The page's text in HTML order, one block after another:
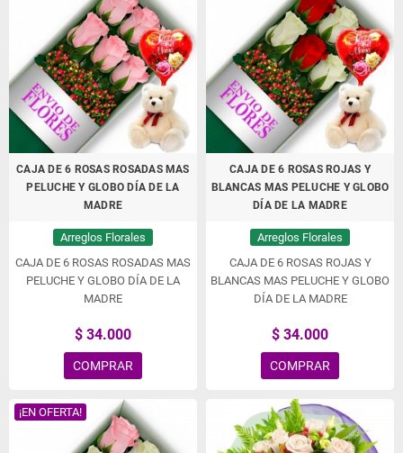
CAJA DE 6 ROSAS ROSADAS MAS
PELUCHE Y GLOBO DÍA DE LA
MADRE
Arreglos Florales
CAJA DE 6 ROSAS ROSADAS MAS
PELUCHE Y GLOBO DÍA DE LA
MADRE
$ 34.000
COMPRAR
CAJA DE 6 ROSAS ROJAS Y
BLANCAS MAS PELUCHE Y GLOBO
DÍA DE LA MADRE
Arreglos Florales
CAJA DE 6 ROSAS ROJAS Y
BLANCAS MAS PELUCHE Y GLOBO
DÍA DE LA MADRE
$ 34.000
COMPRAR
¡EN OFERTA!